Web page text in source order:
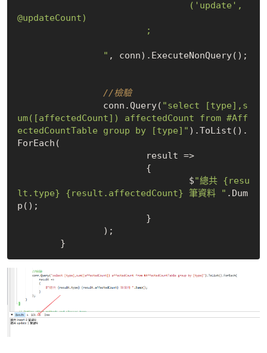
@updateCount)
		"
, conn).ExecuteNonQuery();
//檢驗
		conn.Query(
"select [type],s
um([affectedCount]) affectedCount from #Aff
ectedCountTable group by [type]" ).ToList().
ForEach(
				$
"總共 {resu
lt.type} {result.affectedCount} 筆資料 " .Dum
p();